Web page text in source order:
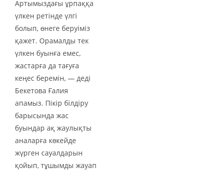
Артымыздағы ұрпаққа
үлкен ретінде үлгі
болып, өнеге беруіміз
қажет. Орамалды тек
үлкен буынға емес,
жастарға да тағуға
кеңес беремін, — деді
Бекетова Ғалия
апамыз. Пікір білдіру
барысында жас
буындар ақ жаулықты
аналарға көкейде
жүрген сауалдарын
қойып, тұшымды жауап